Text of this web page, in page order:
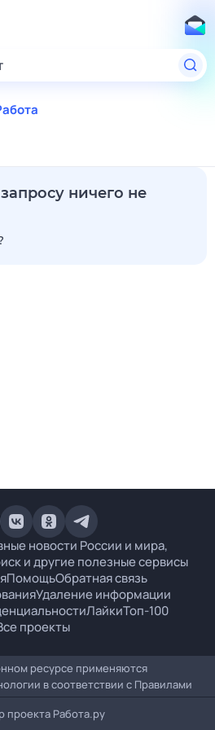
ничего не
новости России и мира,
и другие полезные сервисы
ПомощьОбратная связь
Удаление информации
ЛайкиТоп-100
проекты
ресурсе применяются
в соответствии с Правилами
проекта Работа.ру